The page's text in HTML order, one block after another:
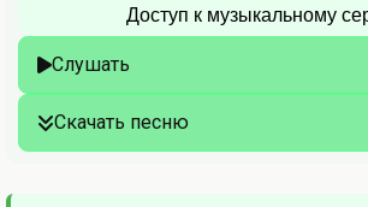
Доступ к музыкальному
Слушать
Скачать песню